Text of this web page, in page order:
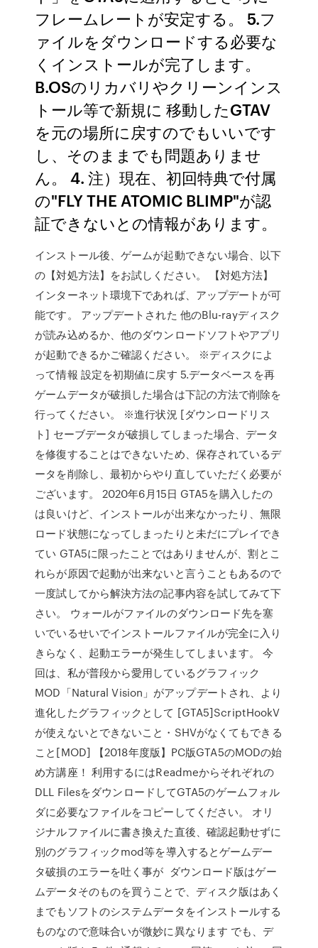
フレームレートが安定する。 5.フ
ァイルをダウンロードする必要な
くインストールが完了します。
B.OSのリカバリやクリーンインス
トール等で新規に 移動したGTAV
を元の場所に戻すのでもいいです
し、そのままでも問題ありませ
ん。 4. 注）現在、初回特典で付属
の"FLY THE ATOMIC BLIMP"が認
証できないとの情報があります。
インストール後、ゲームが起動できない場合、以下
の【対処方法】をお試しください。 【対処方法】
インターネット環境下であれば、アップデートが可
能です。 アップデートされた 他のBlu-rayディスク
が読み込めるか、他のダウンロードソフトやアプリ
が起動できるかご確認ください。 ※ディスクによ
って情報 設定を初期値に戻す 5.データベースを再
ゲームデータが破損した場合は下記の方法で削除を
行ってください。 ※進行状況 [ダウンロードリス
ト] セーブデータが破損してしまった場合、データ
を修復することはできないため、保存されているデ
ータを削除し、最初からやり直していただく必要が
ございます。 2020年6月15日 GTA5を購入したの
は良いけど、インストールが出来なかったり、無限
ロード状態になってしまったりと未だにプレイでき
てい GTA5に限ったことではありませんが、割とこ
れらが原因で起動が出来ないと言うこともあるので
一度試してから解決方法の記事内容を試してみて下
さい。 ウォールがファイルのダウンロード先を塞
いでいるせいでインストールファイルが完全に入り
きらなく、起動エラーが発生してしまいます。 今
回は、私が普段から愛用しているグラフィック
MOD「Natural Vision」がアップデートされ、より
進化したグラフィックとして [GTA5]ScriptHookV
が使えないとできないこと・SHVがなくてもできる
こと[MOD] 【2018年度版】PC版GTA5のMODの始
め方講座！ 利用するにはReadmeからそれぞれの
DLL FilesをダウンロードしてGTA5のゲームフォル
ダに必要なファイルをコピーしてください。 オリ
ジナルファイルに書き換えた直後、確認起動せずに
別のグラフィックmod等を導入するとゲームデー
タ破損のエラーを吐く事が ダウンロード版はゲー
ムデータそのものを買うことで、ディスク版はあく
までもソフトのシステムデータをインストールする
ものなので意味合いが微妙に異なります でも、デ